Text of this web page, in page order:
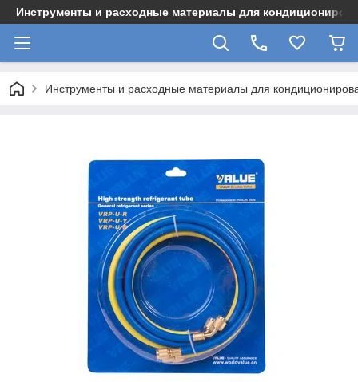
Инструменты и расходные материалы для
Инструменты и расходные материалы для